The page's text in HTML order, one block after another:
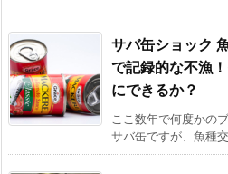
サバ缶ショック
で記録的な不漁
にできるか？
ここ数年で何度かの
サバ缶ですが、魚種